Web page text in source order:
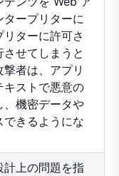
ープリターに
ターに許可さ
せてしまうと
者は、アプリ
キストで悪意の
、機密データや
きるようにな
計上の問題を指